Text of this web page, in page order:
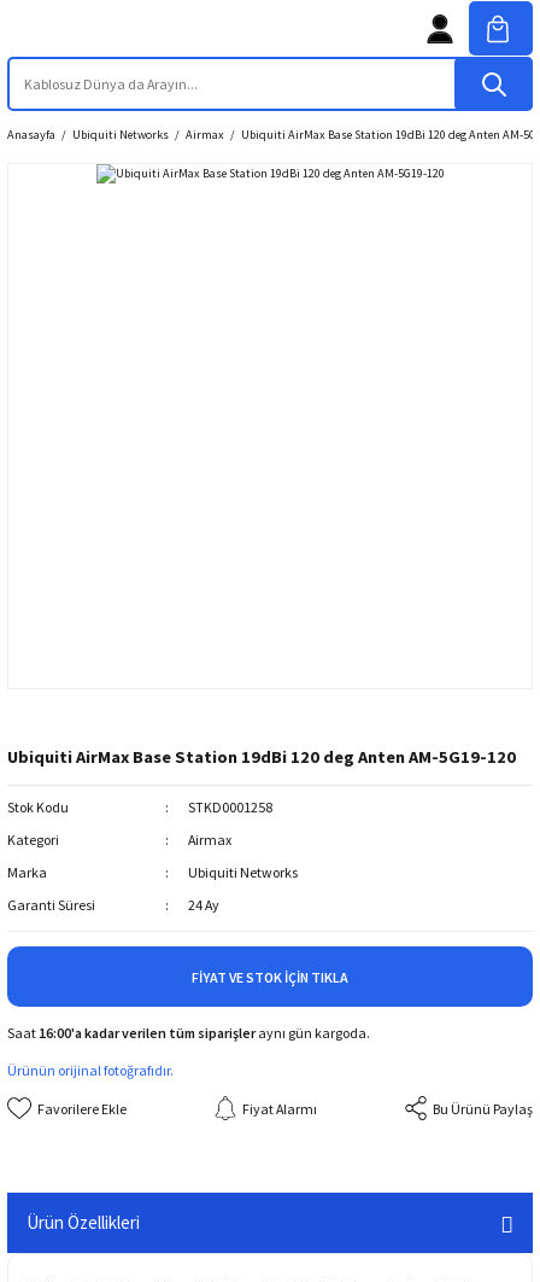
Anasayfa Ubiquiti Networks Airmax Ubiquiti AirMax Base Station 19dBi 120 deg Anten AM-
Ubiquiti AirMax Base Station 19dBi 120 deg Anten AM-5G19-120
Stok Kodu
STKD0001258
Kategori
Airmax
Marka
Ubiquiti Networks
Garanti Süresi
24 Ay
FIYAT VE STOK İÇIN TIKLA
Saat 16:00'a kadar verilen tüm siparişleraynı gün kargoda.
Ürünün orijinal fotoğrafıdır.
Fiyat Alarmı Bu Ürünü Paylaş
Ürün Özellikleri